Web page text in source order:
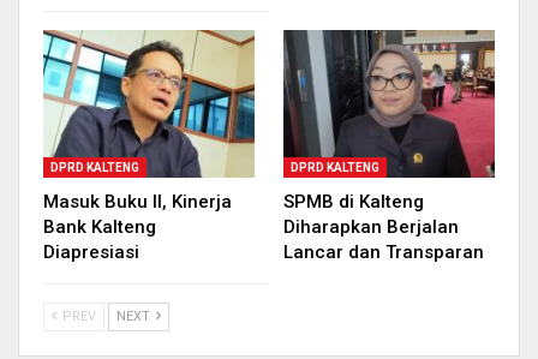
DPRD KALTENG
Masuk Buku II, Kinerja
Bank Kalteng
Diapresiasi
DPRD KALTENG
SPMB di Kalteng
Diharapkan Berjalan
Lancar dan Transparan
PREV NEXT